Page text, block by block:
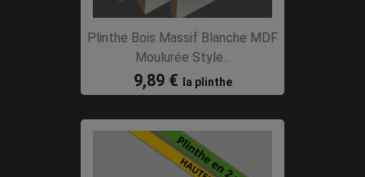
Plinthe Bois Massif Blanche MDF
Moulurée Style...
9,89 € la plinthe